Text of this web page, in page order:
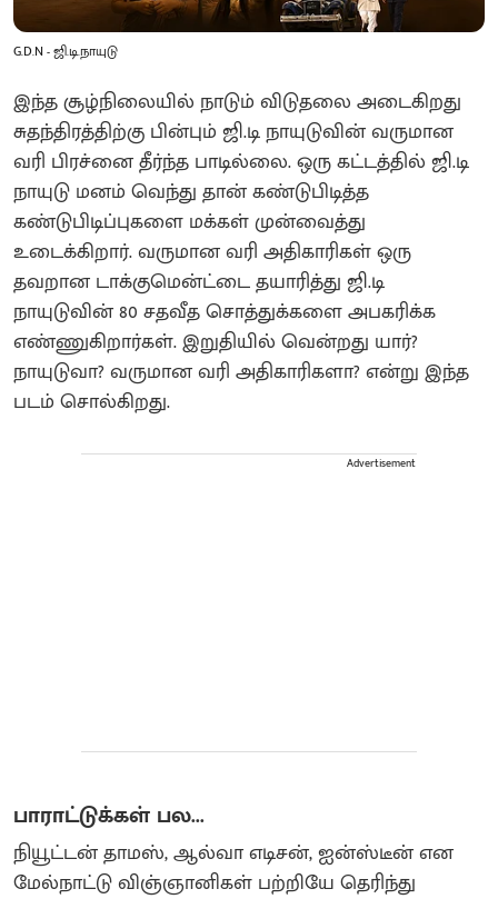
G.D.N - ஜி.டி.நாயுடு
இந்த சூழ்நிலையில் நாடும் விடுதலை அடைகிறது
சுதந்திரத்திற்கு பின்பும் ஜி.டி நாயுடுவின் வருமான
வரி பிரச்னை தீர்ந்த பாடில்லை. ஒரு கட்டத்தில் ஜி.டி
நாயுடு மனம் வெந்து தான் கண்டுபிடித்த
கண்டுபிடிப்புகளை மக்கள் முன்வைத்து
உடைக்கிறார். வருமான வரி அதிகாரிகள் ஒரு
தவறான டாக்குமென்ட்டை தயாரித்து ஜி.டி
நாயுடுவின் 80 சதவீத சொத்துக்களை அபகரிக்க
எண்ணுகிறார்கள். இறுதியில் வென்றது யார்?
நாயுடுவா? வருமான வரி அதிகாரிகளா? என்று இந்த
படம் சொல்கிறது.
Advertisement
பாராட்டுக்கள் பல...
நியூட்டன் தாமஸ், ஆல்வா எடிசன், ஐன்ஸ்டீன் என
மேல்நாட்டு விஞ்ஞானிகள் பற்றியே தெரிந்து